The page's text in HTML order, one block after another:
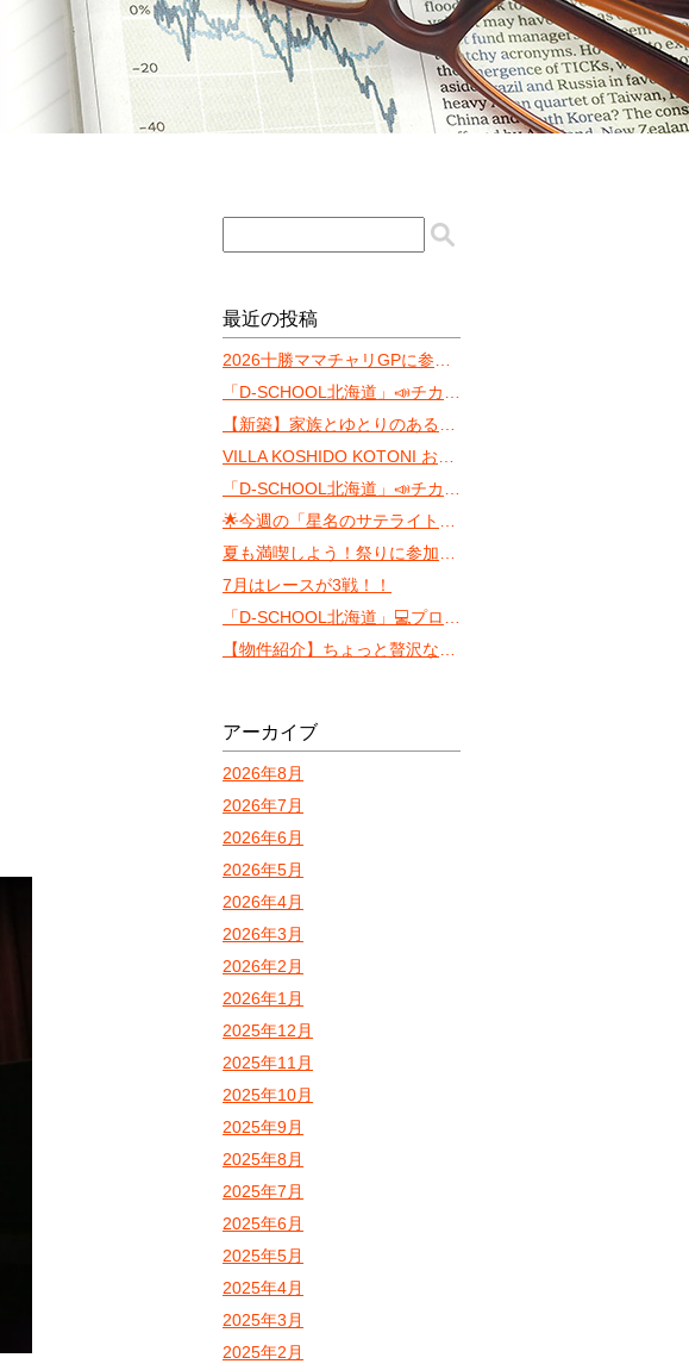
最近の投稿
7月はレースが3戦！！
アーカイブ
2026年8月
2026年7月
2026年6月
2026年5月
2026年4月
2026年3月
2026年2月
2026年1月
2025年12月
2025年11月
2025年10月
2025年9月
2025年8月
2025年7月
2025年6月
2025年5月
2025年4月
2025年3月
2025年2月